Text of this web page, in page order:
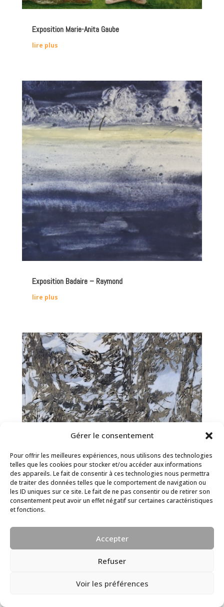
Gérer le consentement
Pour offrir les meilleures expériences, nous utilisons des technologies
telles que les cookies pour stocker et/ou accéder aux informations
des appareils. Le fait de consentir à ces technologies nous permettra
de traiter des données telles que le comportement de navigation ou
les ID uniques sur ce site. Le fait de ne pas consentir ou de retirer son
consentement peut avoir un effet négatif sur certaines caractéristiques
et fonctions.
Accepter
Refuser
Voir les préférences
Exposition Marie-Anita Gaube
lire plus
Exposition Badaire – Raymond
lire plus
lire plus